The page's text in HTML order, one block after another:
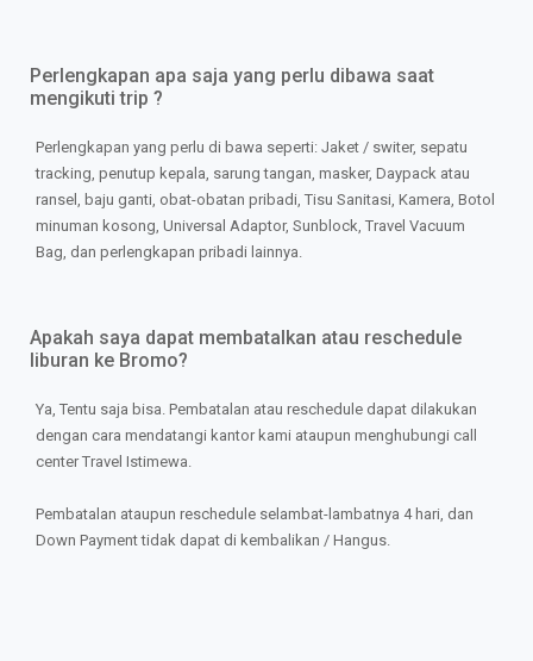
Perlengkapan apa saja yang perlu dibawa saat
mengikuti trip ?
Perlengkapan yang perlu di bawa seperti: Jaket / switer, sepatu
tracking, penutup kepala, sarung tangan, masker, Daypack atau
ransel, baju ganti, obat-obatan pribadi, Tisu Sanitasi, Kamera, Botol
minuman kosong, Universal Adaptor, Sunblock, Travel Vacuum
Bag, dan perlengkapan pribadi lainnya.
Apakah saya dapat membatalkan atau reschedule
liburan ke Bromo?
Ya, Tentu saja bisa. Pembatalan atau reschedule dapat dilakukan
dengan cara mendatangi kantor kami ataupun menghubungi call
center Travel Istimewa.
Pembatalan ataupun reschedule selambat-lambatnya 4 hari, dan
Down Payment tidak dapat di kembalikan / Hangus.